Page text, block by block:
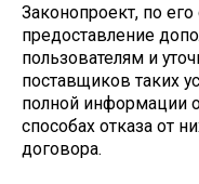
Законопроект, по
предоставление
пользователям и
поставщиков таких
полной информации
способах отказа от
договора.